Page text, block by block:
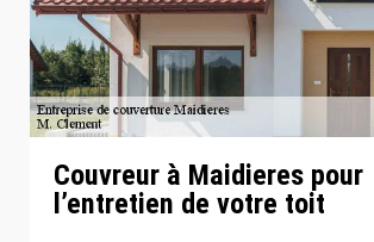
Couvreur à Maidieres pour
l’entretien de votre toit